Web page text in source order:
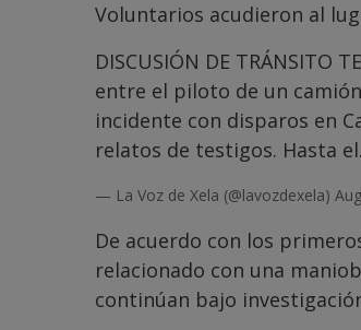
Voluntarios acudieron al
DISCUSIÓN DE TRÁNSITO
entre el piloto de un
incidente con disparos en
relatos de testigos. Hasta
— La Voz de Xela (@lavozdexela)
De acuerdo con los
relacionado con una
continúan bajo